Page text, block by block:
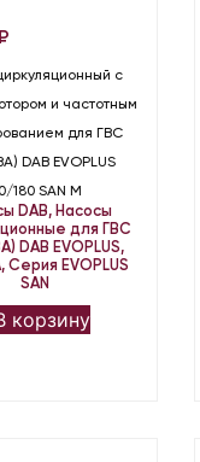
с
и частотным
для ГВС
DAB EVOPLUS
180 SAN M
DAB, Насосы
для ГВС
DAB EVOPLUS,
, Серия EVOPLUS
SAN
корзину